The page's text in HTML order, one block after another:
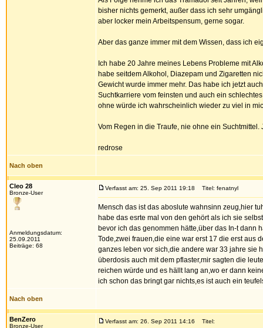
bisher nichts gemerkt, außer dass ich sehr
aber locker mein Arbeitspensum, gerne sogar.
Aber das ganze immer mit dem Wissen, dass ich
Ich habe 20 Jahre meines Lebens Probleme mit
habe seitdem Alkohol, Diazepam und Zigaretten
Gewicht wurde immer mehr. Das habe ich jetzt
Suchtkarriere vom feinsten und auch ein
ohne würde ich wahrscheinlich wieder zu viel in
Vom Regen in die Traufe, nie ohne ein Suchtmittel.
redrose
Nach oben
Cleo 28
Bronze-User
Anmeldungsdatum:
25.09.2011
Beiträge: 68
Verfasst am: 25. Sep 2011 19:18 Titel: fenatnyl
Mensch das ist das aboslute wahnsinn zeug,hier
habe das esrte mal von den gehört als ich sie
bevor ich das genommen hätte,über das In-t dann
Tode,zwei frauen,die eine war erst 17 die erst aus
ganzes leben vor sich,die andere war 33 jahre sie
überdosis auch mit dem pflaster,mir sagten die
reichen würde und es hällt lang an,wo er dann
ich schon das bringt gar nichts,es ist auch ein
Nach oben
BenZero
Bronze-User
Verfasst am: 26. Sep 2011 14:16 Titel: